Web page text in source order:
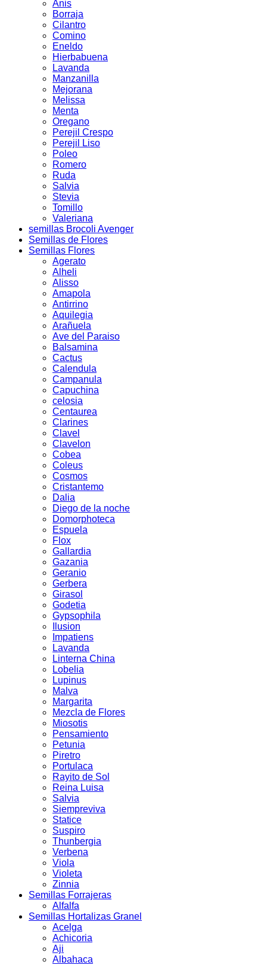
Anis
Borraja
Cilantro
Comino
Eneldo
Hierbabuena
Lavanda
Manzanilla
Mejorana
Melissa
Menta
Oregano
Perejil Crespo
Perejil Liso
Poleo
Romero
Ruda
Salvia
Stevia
Tomillo
Valeriana
semillas Brocoli Avenger
Semillas de Flores
Semillas Flores
Agerato
Alheli
Alisso
Amapola
Antirrino
Aquilegia
Arañuela
Ave del Paraiso
Balsamina
Cactus
Calendula
Campanula
Capuchina
celosia
Centaurea
Clarines
Clavel
Clavelon
Cobea
Coleus
Cosmos
Cristantemo
Dalia
Diego de la noche
Domorphoteca
Espuela
Flox
Gallardia
Gazania
Geranio
Gerbera
Girasol
Godetia
Gypsophila
Ilusion
Impatiens
Lavanda
Linterna China
Lobelia
Lupinus
Malva
Margarita
Mezcla de Flores
Miosotis
Pensamiento
Petunia
Piretro
Portulaca
Rayito de Sol
Reina Luisa
Salvia
Siempreviva
Statice
Suspiro
Thunbergia
Verbena
Viola
Violeta
Zinnia
Semillas Forrajeras
Alfalfa
Semillas Hortalizas Granel
Acelga
Achicoria
Aji
Albahaca